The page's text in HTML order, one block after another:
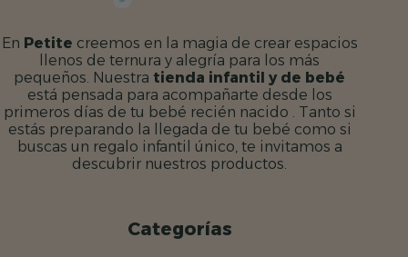
En Petite creemos en la magia de crear espacios
llenos de ternura y alegría para los más
pequeños. Nuestra tienda infantil y de bebé
está pensada para acompañarte desde los
primeros días de tu bebé recién nacido . Tanto si
estás preparando la llegada de tu bebé como si
buscas un regalo infantil único, te invitamos a
descubrir nuestros productos.
Categorías